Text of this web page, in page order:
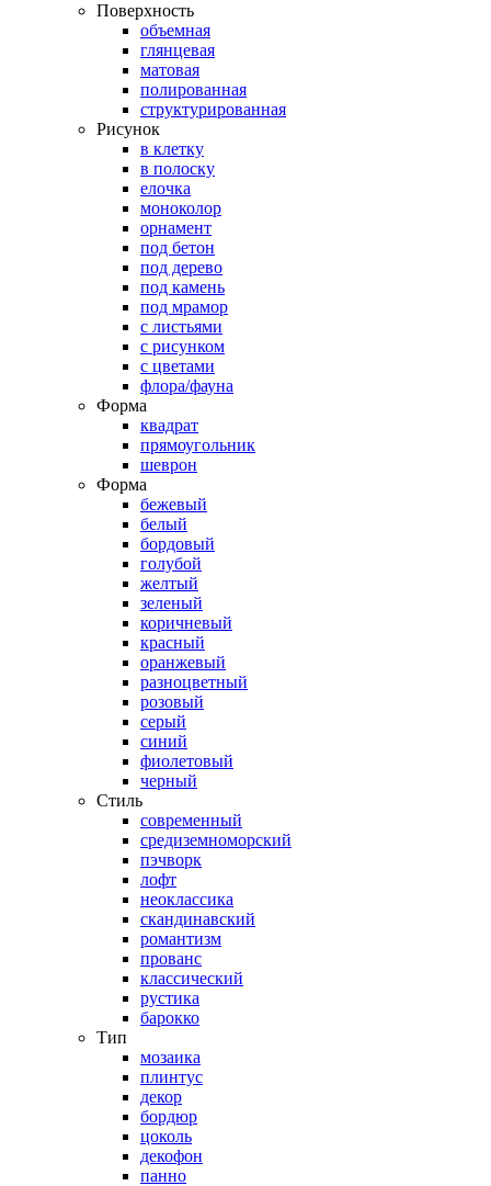
Поверхность
объемная
глянцевая
матовая
полированная
структурированная
Рисунок
в клетку
в полоску
елочка
моноколор
орнамент
под бетон
под дерево
под камень
под мрамор
с листьями
с рисунком
с цветами
флора/фауна
Форма
квадрат
прямоугольник
шеврон
Форма
бежевый
белый
бордовый
голубой
желтый
зеленый
коричневый
красный
оранжевый
разноцветный
розовый
серый
синий
фиолетовый
черный
Стиль
современный
средиземноморский
пэчворк
лофт
неоклассика
скандинавский
романтизм
прованс
классический
рустика
барокко
Тип
мозаика
плинтус
декор
бордюр
цоколь
декофон
панно